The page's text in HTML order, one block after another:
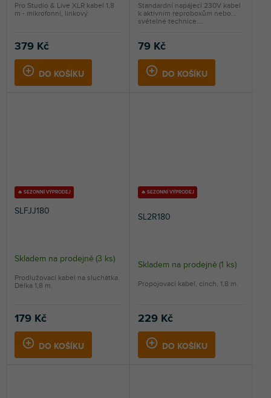
379 Kč
DO KOŠÍKU
Pro Studio & Live XLR kabel 1,8
m - mikrofonní, linkový.
79 Kč
DO KOŠÍKU
Standardní napájecí 230V kabel
k aktivním reproboxům nebo
světelné technice....
🔥 SEZONNÍ VÝPRODEJ
SLFJJ180
Skladem na prodejně (3 ks)
179 Kč
DO KOŠÍKU
Prodlužovací kabel na sluchátka.
Délka 1,8 m.
🔥 SEZONNÍ VÝPRODEJ
SL2R180
Skladem na prodejně (1 ks)
229 Kč
DO KOŠÍKU
Propojovací kabel, cinch, 1,8 m.